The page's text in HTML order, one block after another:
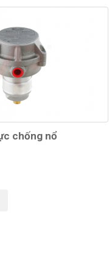
chống nổ